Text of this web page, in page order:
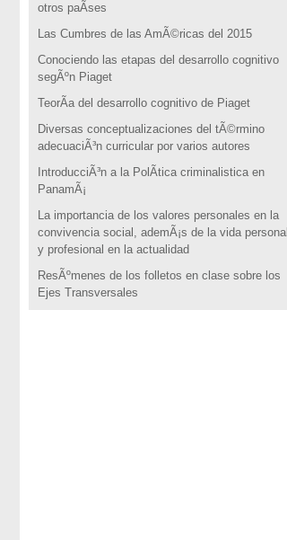
otros paÃ­ses
Las Cumbres de las AmÃ©ricas del 2015
Conociendo las etapas del desarrollo cognitivo
segÃºn Piaget
TeorÃ­a del desarrollo cognitivo de Piaget
Diversas conceptualizaciones del tÃ©rmino
adecuaciÃ³n curricular por varios autores
IntroducciÃ³n a la PolÃ­tica criminalistica en
PanamÃ¡
La importancia de los valores personales en la
convivencia social, ademÃ¡s de la vida personal
y profesional en la actualidad
ResÃºmenes de los folletos en clase sobre los
Ejes Transversales